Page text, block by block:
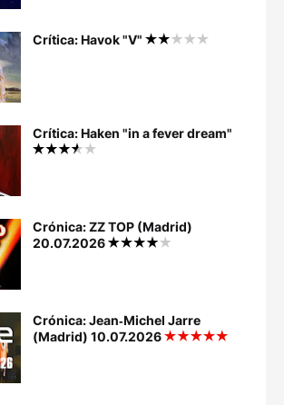
Crítica: Havok "V"
Crítica: Haken "in a fever dream"
Crónica: ZZ TOP (Madrid)
20.07.2026
Crónica: Jean‐Michel Jarre
(Madrid) 10.07.2026